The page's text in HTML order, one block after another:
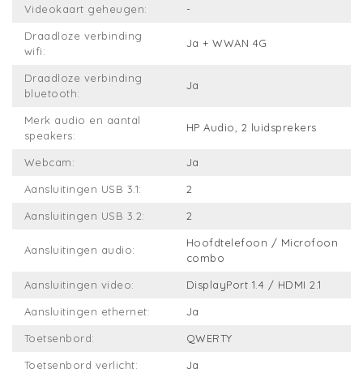
Videokaart geheugen: -
Draadloze verbinding
wifi:
Ja + WWAN 4G
Draadloze verbinding
bluetooth:
Ja
Merk audio en aantal
speakers:
HP Audio, 2 luidsprekers
Webcam: Ja
Aansluitingen USB 3.1: 2
Aansluitingen USB 3.2: 2
Aansluitingen audio:
Hoofdtelefoon / Microfoon
combo
Aansluitingen video: DisplayPort 1.4 / HDMI 2.1
Aansluitingen ethernet: Ja
Toetsenbord: QWERTY
Toetsenbord verlicht: Ja